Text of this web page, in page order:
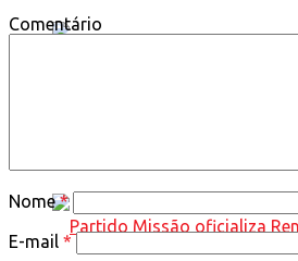
PT oficializa candidatura
Comentário
Nome*
E-mail *